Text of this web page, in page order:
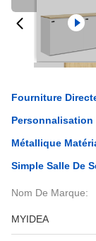
Fourniture
Personnalisation
Métallique
Simple Salle De
Nom De Marque:
MYIDEA